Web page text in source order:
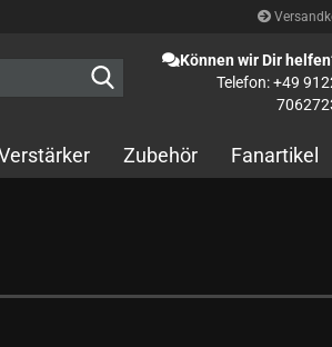
Suche...Können wir Dir
Telefon: +49
Zubehör Fanartikel